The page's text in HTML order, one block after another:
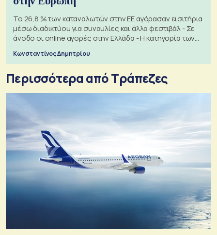
Το 26,8 % των καταναλωτών στην ΕΕ αγόρασαν εισιτήρια
μέσω διαδικτύου για συναυλίες και άλλα φεστιβάλ - Σε
άνοδο οι online αγορές στην Ελλάδα - Η κατηγορία των
Κωνσταντίνος Δημητρίου
Περισσότερα από Τράπεζες